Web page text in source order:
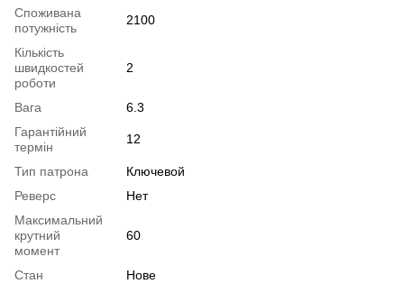
Споживана
потужність
2100
Кількість
швидкостей
роботи
2
Вага
6.3
Гарантійний
термін
12
Тип патрона
Ключевой
Реверс
Нет
Максимальний
крутний
момент
60
Стан
Нове